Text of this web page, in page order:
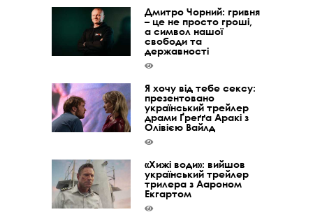
Дмитро Чорний: гривня
– це не просто гроші,
а символ нашої
свободи та
державності
Я хочу від тебе сексу:
презентовано
український трейлер
драми Ґреґґа Аракі з
Олівією Вайлд
«Хижі води»: вийшов
український трейлер
трилера з Аароном
Екгартом